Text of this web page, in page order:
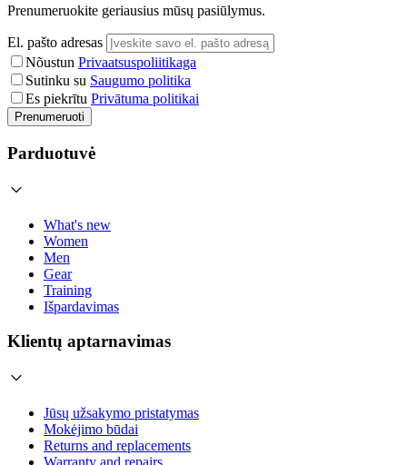
Prenumeruokite geriausius mūsų pasiūlymus.
El. pašto adresas
Nõustun Privaatsuspoliitikaga
Sutinku su Saugumo politika
Es piekrītu Privātuma politikai
Prenumeruoti
Parduotuvė
What's new
Women
Men
Gear
Training
Išpardavimas
Klientų aptarnavimas
Jūsų užsakymo pristatymas
Mokėjimo būdai
Returns and replacements
Warranty and repairs